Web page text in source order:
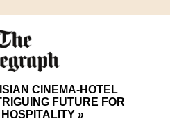
CINEMA-HOTEL
FUTURE FOR
»